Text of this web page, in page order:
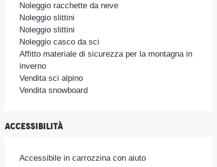
Noleggio racchette da neve
Noleggio slittini
Noleggio slittini
Noleggio casco da sci
Affitto materiale di sicurezza per la montagna in
inverno
Vendita sci alpino
Vendita snowboard
Accessibilità
Accessibile in carrozzina con aiuto